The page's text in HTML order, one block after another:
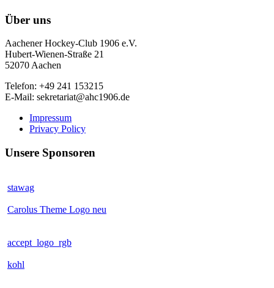
Über uns
Aachener Hockey-Club 1906 e.V.
Hubert-Wienen-Straße 21
52070 Aachen
Telefon: +49 241 153215
E-Mail: sekretariat@ahc1906.de
Impressum
Privacy Policy
Unsere Sponsoren
stawag
Carolus Theme Logo neu
accept_logo_rgb
kohl